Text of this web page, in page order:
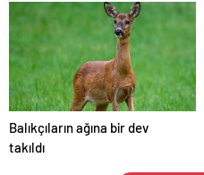
Balıkçıların ağına bir dev
takıldı